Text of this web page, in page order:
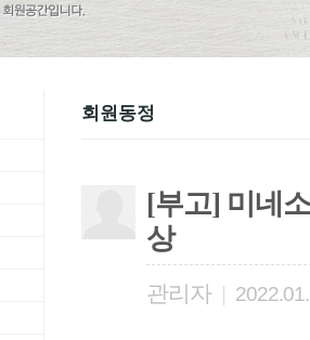
회원동정
[부고] 미네
상
관리자